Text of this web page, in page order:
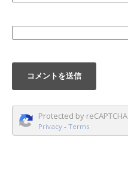
Protected by reCAPTCHA
Privacy - Terms